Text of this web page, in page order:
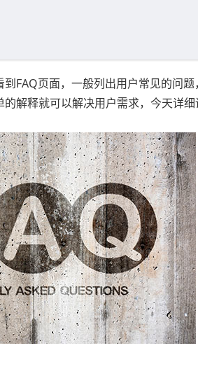
FAQ页面，一般列出用户常见的问
解释就可以解决用户需求，今天详细